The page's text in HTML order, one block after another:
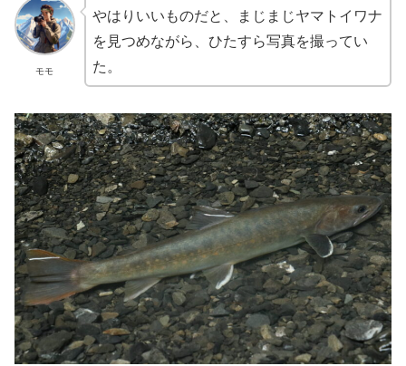
モモ
やはりいいものだと、まじまじヤマトイワナ
を見つめながら、ひたすら写真を撮ってい
た。